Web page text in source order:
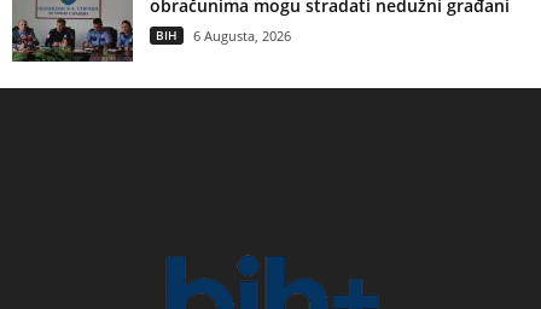
obračunima mogu stradati nedužni građani
BIH 6 Augusta, 2026